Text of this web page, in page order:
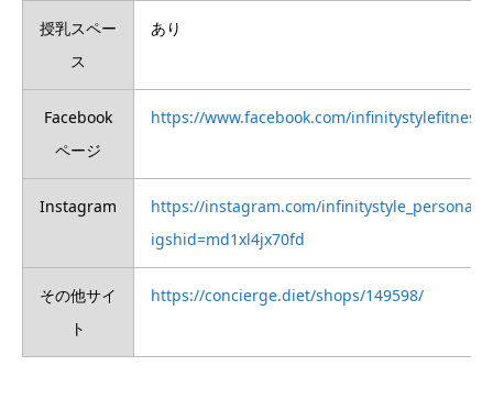
授乳スペー
ス
あり
Facebook
ページ
https://www.facebook.com/infinitystylefitness/
Instagram
https://instagram.com/
igshid=md1xl4jx70fd
その他サイ
ト
https://concierge.diet/shops/149598/